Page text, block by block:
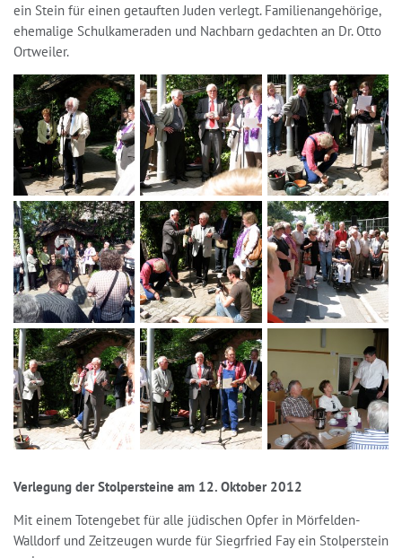
ein Stein für einen getauften Juden verlegt. Familienangehörige,
ehemalige Schulkameraden und Nachbarn gedachten an Dr. Otto
Ortweiler.
Verlegung der Stolpersteine am 12. Oktober 2012
Mit einem Totengebet für alle jüdischen Opfer in Mörfelden-
Walldorf und Zeitzeugen wurde für Siegrfried Fay ein Stolperstein